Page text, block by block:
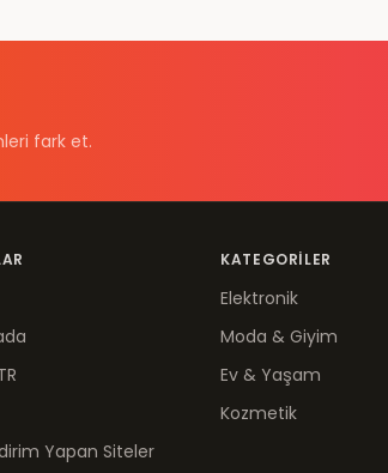
fark et.
Yapan Siteler
KATEGORILER
Elektronik
Moda & Giyim
Ev & Yaşam
Kozmetik